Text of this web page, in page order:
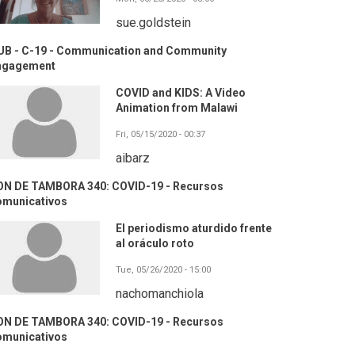
sue.goldstein
- C-19 - Communication and Community
COVID and KIDS: A Video
Animation from Malawi
Fri, 05/15/2020 - 00:37
aibarz
DE TAMBORA 340: COVID-19 - Recursos
El periodismo aturdido frente
al oráculo roto
Tue, 05/26/2020 - 15:00
nachomanchiola
DE TAMBORA 340: COVID-19 - Recursos